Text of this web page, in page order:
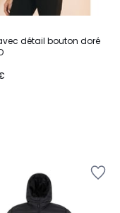
détail bouton doré